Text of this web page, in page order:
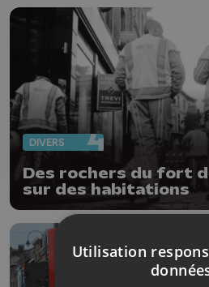
DIVERS
Des rochers du fort
sur des habitations
Utilisation